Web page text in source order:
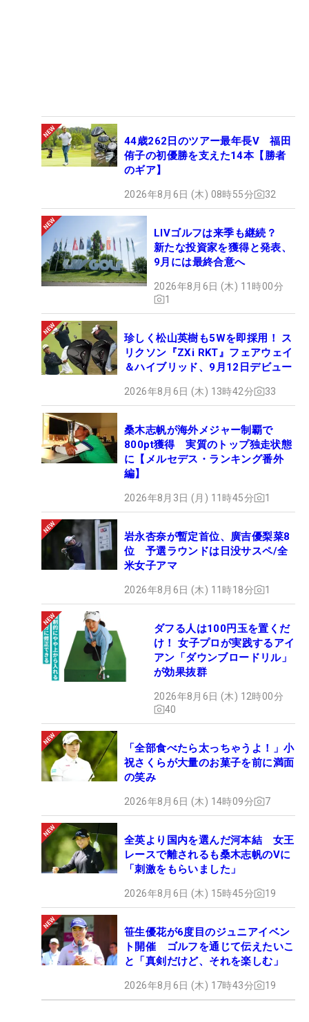
44歳262日のツアー最年長V 福田
侑子の初優勝を支えた14本【勝者
のギア】
2026年8月6日 (木) 08時55分 32
LIVゴルフは来季も継続？
新たな投資家を獲得と発表、
9月には最終合意へ
2026年8月6日 (木) 11時00分
1
珍しく松山英樹も5Wを即採用！ ス
リクソン『ZXi RKT』フェアウェイ
＆ハイブリッド、9月12日デビュー
2026年8月6日 (木) 13時42分 33
桑木志帆が海外メジャー制覇で
800pt獲得 実質のトップ独走状態
に【メルセデス・ランキング番外
編】
2026年8月3日 (月) 11時45分 1
岩永杏奈が暫定首位、廣吉優梨菜8
位 予選ラウンドは日没サスペ/全
米女子アマ
2026年8月6日 (木) 11時18分 1
ダフる人は100円玉を置くだ
け！ 女子プロが実践するアイ
アン「ダウンブロードリル」
が効果抜群
2026年8月6日 (木) 12時00分
40
「全部食べたら太っちゃうよ！」小
祝さくらが大量のお菓子を前に満面
の笑み
2026年8月6日 (木) 14時09分 7
全英より国内を選んだ河本結 女王
レースで離されるも桑木志帆のVに
「刺激をもらいました」
2026年8月6日 (木) 15時45分 19
笹生優花が6度目のジュニアイベン
ト開催 ゴルフを通じて伝えたいこ
と「真剣だけど、それを楽しむ」
2026年8月6日 (木) 17時43分 19